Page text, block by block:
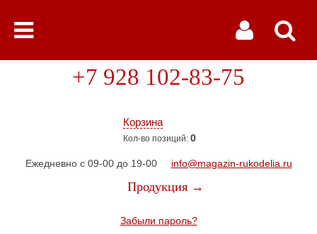
Корзина
Кол-во позиций: 0
+7 928 102-83-75
Ежедневно с 09-00 до 19-00 info@magazin-rukodelia.ru
Продукция →
Забыли пароль?